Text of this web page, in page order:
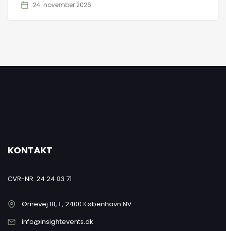
24. november 2026
KONTAKT
CVR-NR. 24 24 03 71
Ørnevej 18, 1., 2400 København NV
info@insightevents.dk